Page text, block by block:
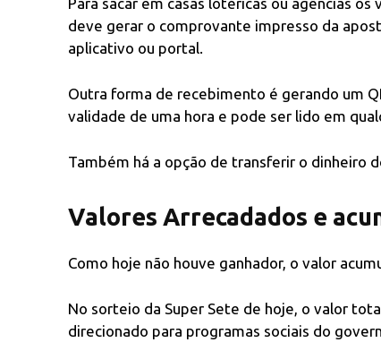
deve gerar o comprovante impresso da
aplicativo ou portal.
Outra forma de recebimento é gerando um
validade de uma hora e pode ser lido em
Também há a opção de transferir o dinheiro
Valores Arrecadados e
Como hoje não houve ganhador, o valor
No sorteio da Super Sete de hoje, o valor
direcionado para programas sociais do